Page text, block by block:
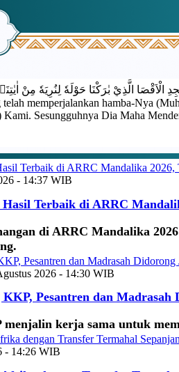
الَّذِيْ بٰرَكْنَا حَوْلَهٗ لِنُرِيَهٗ مِنْ
memperjalankan hamba-Nya
Kami. Sesungguhnya Dia Maha
- 14:37 WIB
Terbaik di ARRC
di ARRC Mandalika
2026 - 14:30 WIB
KKP, Pesantren dan
kerja sama untuk
- 14:26 WIB